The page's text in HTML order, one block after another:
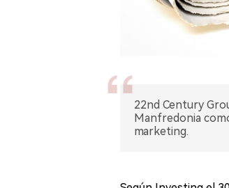
22nd Century
Manfredonia
marketing.